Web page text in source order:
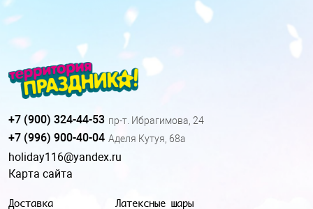
Доставка Латексные шары
+7 (900) 324-44-53 пр-т. Ибрагимова, 24
+7 (996) 900-40-04 Аделя Кутуя, 68а
holiday116@yandex.ru
Карта сайта